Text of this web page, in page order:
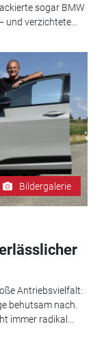
sogar BMW
und verzichtete...
Bildergalerie
Antriebsvielfalt:
behutsam nach.
immer radikal...